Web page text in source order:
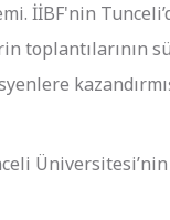
İİBF'nin